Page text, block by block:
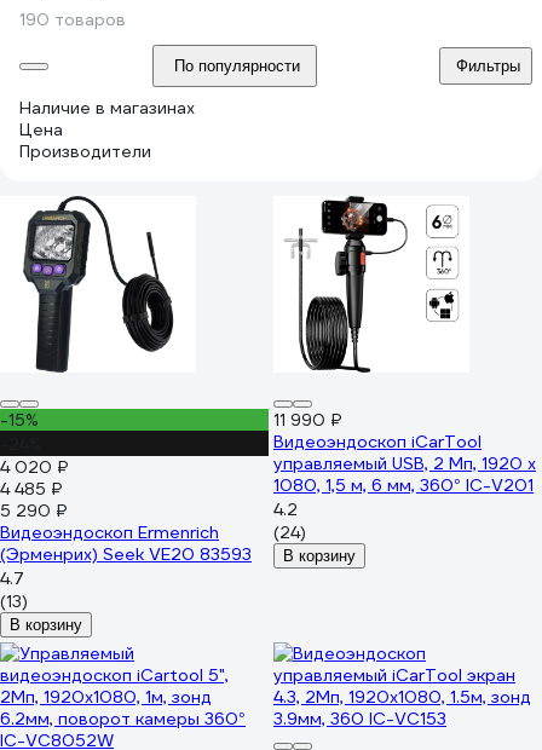
190 товаров
По популярности Фильтры
Наличие в магазинах
Цена
Производители
-15%
4 020 ₽
4 485 ₽
5 290 ₽
Видеоэндоскоп Ermenrich
(Эрменрих) Seek VE20 83593
4.7
(13)
В корзину
11 990 ₽
Видеоэндоскоп iCarTool
управляемый USB, 2 Мп, 1920 x
1080, 1,5 м, 6 мм, 360° IC-V201
4.2
(24)
В корзину